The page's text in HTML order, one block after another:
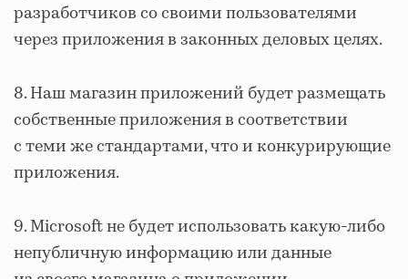
разработчиков со своими пользователями
через приложения в законных деловых целях.
8. Наш магазин приложений будет размещать
собственные приложения в соответствии
с теми же стандартами, что и конкурирующие
приложения.
9. Microsoft не будет использовать какую-либо
непубличную информацию или данные